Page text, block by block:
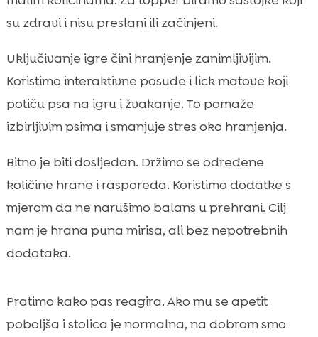
su zdravi i nisu preslani ili začinjeni.
Uključivanje igre čini hranjenje zanimljivijim.
Koristimo interaktivne posude i lick matove koji
potiču psa na igru i žvakanje. To pomaže
izbirljivim psima i smanjuje stres oko hranjenja.
Bitno je biti dosljedan. Držimo se određene
količine hrane i rasporeda. Koristimo dodatke s
mjerom da ne narušimo balans u prehrani. Cilj
nam je hrana puna mirisa, ali bez nepotrebnih
dodataka.
Pratimo kako pas reagira. Ako mu se apetit
poboljša i stolica je normalna, na dobrom smo